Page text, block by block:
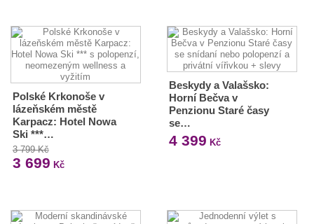
Polské Krkonoše v
lázeňském městě
Karpacz: Hotel Nowa
Ski ***…
3 799 Kč
3 699 Kč
Beskydy a Valašsko:
Horní Bečva v
Penzionu Staré časy
se…
4 399 Kč